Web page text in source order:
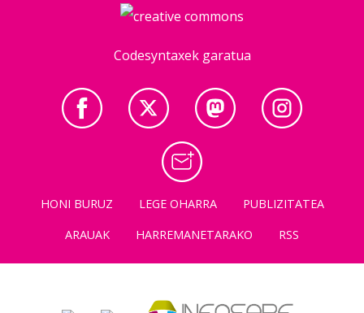
Codesyntaxek garatua
HONI BURUZ LEGE OHARRA
PUBLIZITATEA
ARAUAK
HARREMANETARAKO RSS